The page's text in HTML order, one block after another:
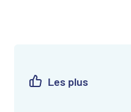
Les plus